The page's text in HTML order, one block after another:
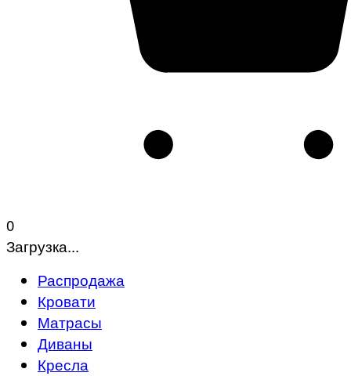
0
Загрузка...
Распродажа
Кровати
Матрасы
Диваны
Кресла